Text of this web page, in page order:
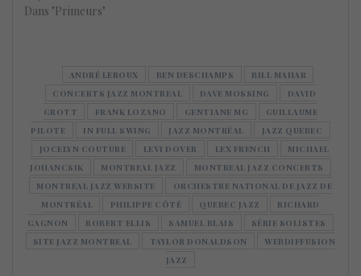
Dans "Primeurs"
ANDRÉ LEROUX BEN DESCHAMPS
BILL MAHAR
CONCERTS JAZZ MONTREAL
DAVE MOSSING
DAVID
GROTT
FRANK LOZANO GENTIANE MG
GUILLAUME
PILOTE
IN FULL SWING JAZZ MONTRÉAL
JAZZ QUEBEC
JOCELYN COUTURE
LEVI DOVER LEX FRENCH
MICHAEL
JOHANCSIK
MONTREAL JAZZ
MONTREAL JAZZ CONCERTS
MONTREAL JAZZ WEBSITE
ORCHESTRE NATIONAL DE JAZZ DE
MONTRÉAL
PHILIPPE CÔTÉ QUEBEC JAZZ
RICHARD
GAGNON
ROBERT ELLIS SAMUEL BLAIS
SÉRIE SOLISTES
SITE JAZZ MONTREAL
TAYLOR DONALDSON
WEBDIFFUSION
JAZZ